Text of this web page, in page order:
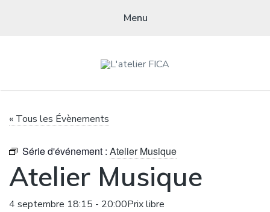
Menu
« Tous les Évènements
Série d'événement : Atelier Musique
Atelier Musique
4 septembre 18:15 - 20:00Prix libre